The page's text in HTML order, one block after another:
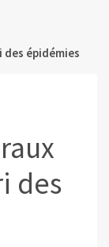
épidémies
des